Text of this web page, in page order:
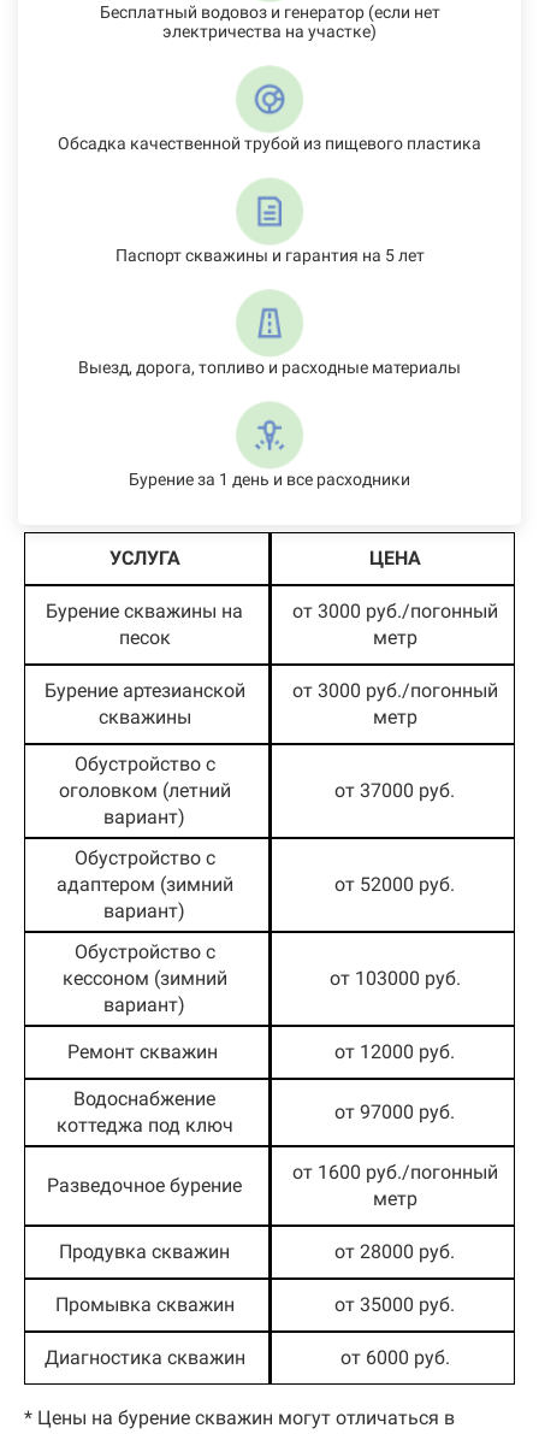
Бесплатный водовоз и генератор (если нет
электричества на участке)
Обсадка качественной трубой из пищевого пластика
Паспорт скважины и гарантия на 5 лет
Выезд, дорога, топливо и расходные материалы
Бурение за 1 день и все расходники
УСЛУГА ЦЕНА
Бурение скважины на
песок
от 3000 руб./погонный
метр
Бурение артезианской
скважины
от 3000 руб./погонный
метр
Обустройство с
оголовком (летний
вариант)
от 37000 руб.
Обустройство с
адаптером (зимний
вариант)
от 52000 руб.
Обустройство с
кессоном (зимний
вариант)
от 103000 руб.
Ремонт скважин от 12000 руб.
Водоснабжение
коттеджа под ключ
от 97000 руб.
Разведочное бурение
от 1600 руб./погонный
метр
Продувка скважин от 28000 руб.
Промывка скважин от 35000 руб.
Диагностика скважин от 6000 руб.
* Цены на бурение скважин могут отличаться в